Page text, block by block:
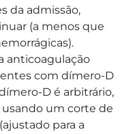
da admissão,
(a menos que
anticoagulação
com dímero-D
D é arbitrário,
um corte de
para a